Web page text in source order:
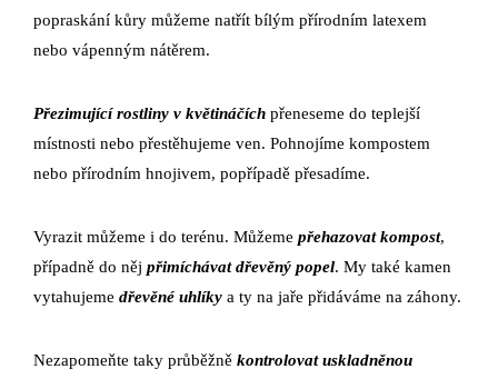
popraskání kůry můžeme natřít bílým přírodním latexem
nebo vápenným nátěrem.
Přezimující rostliny v květináčích přeneseme do teplejší
místnosti nebo přestěhujeme ven. Pohnojíme kompostem
nebo přírodním hnojivem, popřípadě přesadíme.
Vyrazit můžeme i do terénu. Můžeme přehazovat kompost,
případně do něj přimíchávat dřevěný popel. My také kamen
vytahujeme dřevěné uhlíky a ty na jaře přidáváme na záhony.
Nezapomeňte taky průběžně kontrolovat uskladněnou